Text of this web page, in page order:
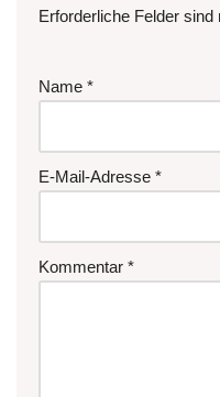
Erforderliche Felder sind
Name *
E-Mail-Adresse *
Kommentar *